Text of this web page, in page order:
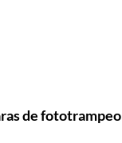
de fototrampeo